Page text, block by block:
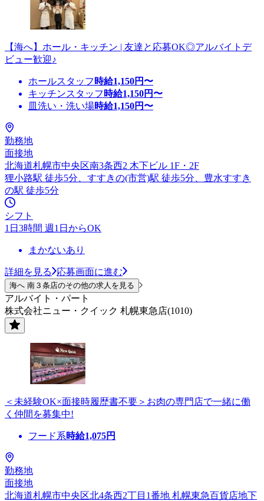
【海へ】ホール・キッチン | 友達と応募OK◎アルバイトデ
ビュー歓迎♪
ホールスタッフ 時給1,150円〜
キッチンスタッフ 時給1,150円〜
皿洗い・洗い場時給1,150円〜
勤務地
面接地
北海道札幌市中央区南3条西2 木下ビル 1F・2F
狸小路駅 徒歩5分、すすきの(市営)駅 徒歩5分、豊水すすき
の駅 徒歩5分
シフト
1日3時間 週1日からOK
まかないあり
詳細を見る 応募画面に進む
海へ 南３条店のその他の求人を見る
アルバイト・パート
株式会社ニュー・クイック 札幌東急店(1010)
＜未経験OK×面接時履歴書不要＞お肉の専門店で一緒に働
く仲間を募集中!
フード系時給1,075円
勤務地
面接地
北海道札幌市中央区北4条西2丁目1番地 札幌東急百貨店地下